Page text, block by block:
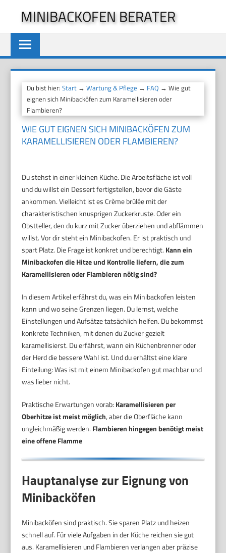
springen
MINIBACKOFEN BERATER
Du bist hier:Start →Wartung & Pflege → FAQ → Wie gut
eignen sich Minibacköfen zum Karamellisieren oder
Flambieren?
WIE GUT EIGNEN SICH MINIBACKÖFEN ZUM
KARAMELLISIEREN ODER FLAMBIEREN?
Du stehst in einer kleinen Küche. Die Arbeitsfläche ist voll
und du willst ein Dessert fertigstellen, bevor die Gäste
ankommen. Vielleicht ist es Crème brûlée mit der
charakteristischen knusprigen Zuckerkruste. Oder ein
Obstteller, den du kurz mit Zucker überziehen und abflämmen
willst. Vor dir steht ein Minibackofen. Er ist praktisch und
spart Platz. Die Frage ist konkret und berechtigt. Kann ein
Minibackofen die Hitze und Kontrolle liefern, die zum
Karamellisieren oder Flambieren nötig sind?
In diesem Artikel erfährst du, was ein Minibackofen leisten
kann und wo seine Grenzen liegen. Du lernst, welche
Einstellungen und Aufsätze tatsächlich helfen. Du bekommst
konkrete Techniken, mit denen du Zucker gezielt
karamellisierst. Du erfährst, wann ein Küchenbrenner oder
der Herd die bessere Wahl ist. Und du erhältst eine klare
Einteilung: Was ist mit einem Minibackofen gut machbar und
was lieber nicht.
Praktische Erwartungen vorab: Karamellisieren per
Oberhitze ist meist möglich, aber die Oberfläche kann
ungleichmäßig werden. Flambieren hingegen benötigt meist
eine offene Flamme
Hauptanalyse zur Eignung von
Minibacköfen
Minibacköfen sind praktisch. Sie sparen Platz und heizen
schnell auf. Für viele Aufgaben in der Küche reichen sie gut
aus. Karamellisieren und Flambieren verlangen aber präzise